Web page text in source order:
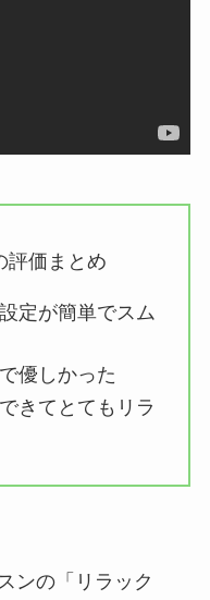
評価まとめ
定が簡単でスム
優しかった
きてとてもリラ
ンの「リラック